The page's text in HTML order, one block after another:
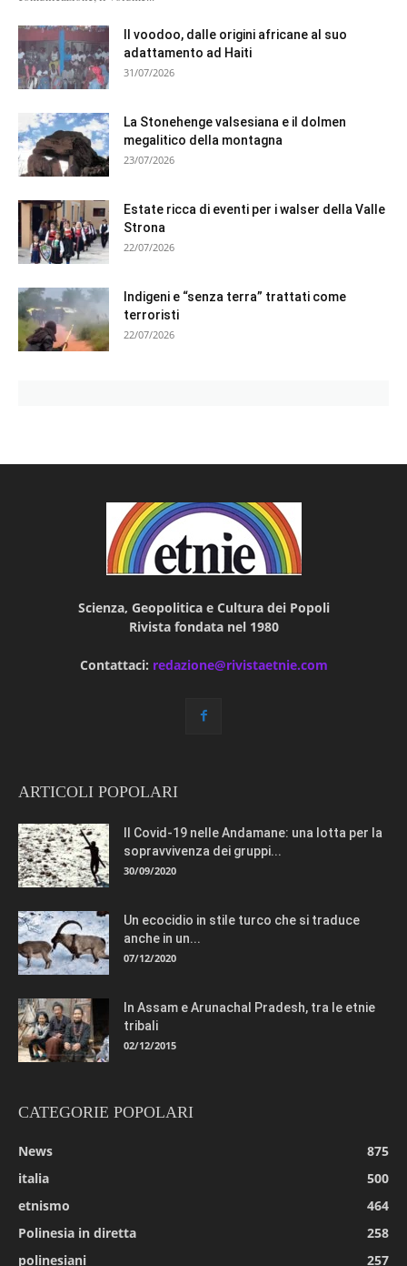
Il voodoo, dalle origini africane al suo
adattamento ad Haiti
31/07/2026
La Stonehenge valsesiana e il dolmen
megalitico della montagna
23/07/2026
Estate ricca di eventi per i walser della Valle
Strona
22/07/2026
Indigeni e “senza terra” trattati come
terroristi
22/07/2026
Scienza, Geopolitica e Cultura dei Popoli
Rivista fondata nel 1980
Contattaci: redazione@rivistaetnie.com
ARTICOLI POPOLARI
Il Covid-19 nelle Andamane: una lotta per la
sopravvivenza dei gruppi...
30/09/2020
Un ecocidio in stile turco che si traduce
anche in un...
07/12/2020
In Assam e Arunachal Pradesh, tra le etnie
tribali
02/12/2015
CATEGORIE POPOLARI
News
875
italia
500
etnismo
464
Polinesia in diretta
258
polinesiani
257